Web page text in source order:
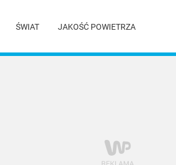
ŚWIAT JAKOŚĆ POWIETRZA